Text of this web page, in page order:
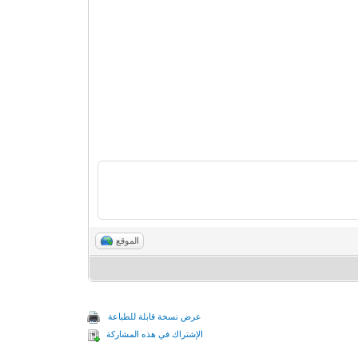
الموقع
عرض نسخة قابلة للطباعة
الإشتراك في هذه المشاركة